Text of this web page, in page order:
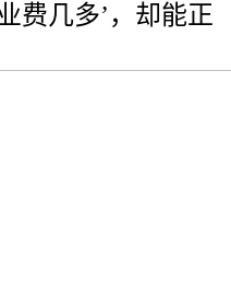
费几多’，却能正